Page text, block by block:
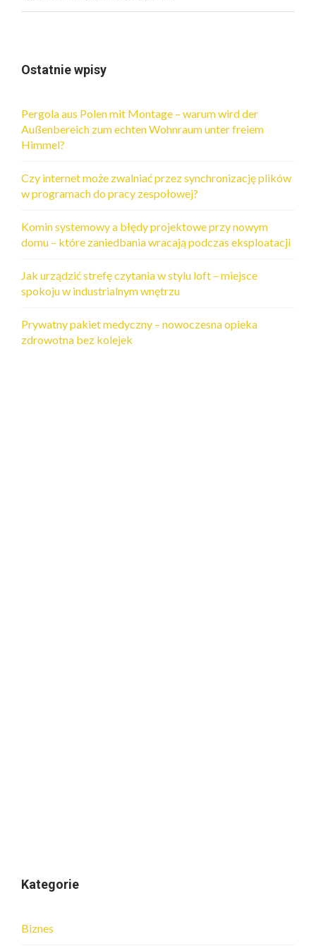
Ostatnie wpisy
Pergola aus Polen mit Montage – warum wird der
Außenbereich zum echten Wohnraum unter freiem
Himmel?
Czy internet może zwalniać przez synchronizację plików
w programach do pracy zespołowej?
Komin systemowy a błędy projektowe przy nowym
domu – które zaniedbania wracają podczas eksploatacji
Jak urządzić strefę czytania w stylu loft – miejsce
spokoju w industrialnym wnętrzu
Prywatny pakiet medyczny – nowoczesna opieka
zdrowotna bez kolejek
Kategorie
Biznes